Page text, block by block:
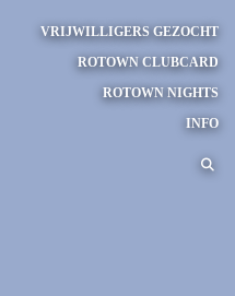
VRIJWILLIGERS GEZOCHT
ROTOWN CLUBCARD
ROTOWN NIGHTS
INFO